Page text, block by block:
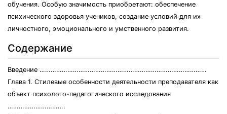
обучения. Особую значимость приобретают: обеспечение
психического здоровья учеников, создание условий для их
личностного, эмоционального и умственного развития.
Содержание
Введение ………………………………………………………………………………
Глава 1. Стилевые особенности деятельности преподавателя как
объект психолого-педагогического исследования
………………………….